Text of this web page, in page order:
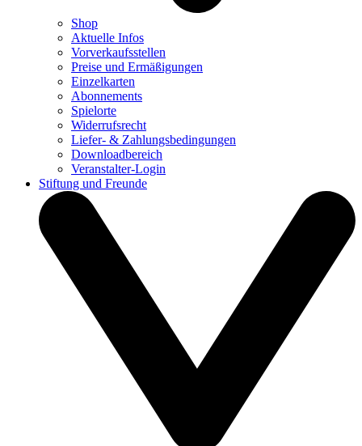
Shop
Aktuelle Infos
Vorverkaufsstellen
Preise und Ermäßigungen
Einzelkarten
Abonnements
Spielorte
Widerrufsrecht
Liefer- & Zahlungsbedingungen
Downloadbereich
Veranstalter-Login
Stiftung und Freunde